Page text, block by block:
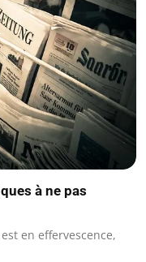
à ne pas
en effervescence,